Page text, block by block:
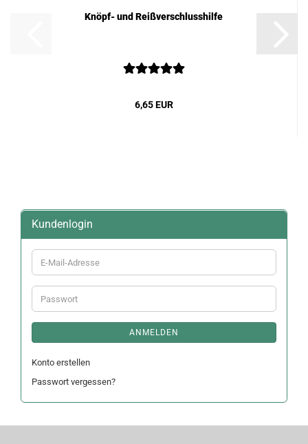
Knöpf- und Reißverschlusshilfe
6,65 EUR
Kundenlogin
E-
Mail-
Adresse
Passwort
ANMELDEN
Konto erstellen
Passwort vergessen?